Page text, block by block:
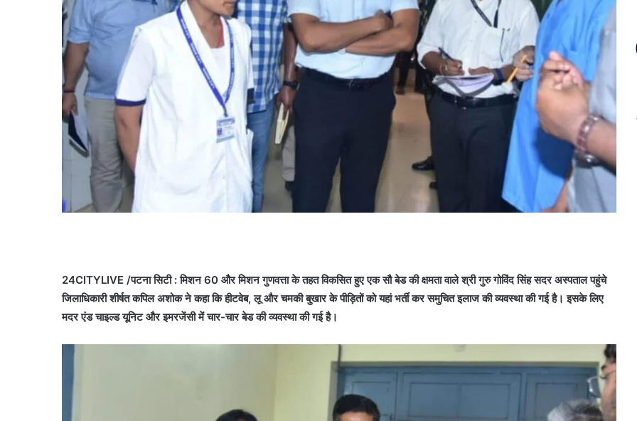
24CITYLIVE /पटना सिटी : मिशन 60 और मिशन गुणवत्ता के तहत विकसित हुए एक सौ बेड की क्षमता वाले श्री गुरु गोविंद सिंह सदर अस्पताल पहुंचे
जिलाधिकारी शीर्षत कपिल अशोक ने कहा कि हीटवेब, लू और चमकी बुखार के पीड़ितों को यहां भर्ती कर समुचित इलाज की व्यवस्था की गई है। इसके लिए
मदर एंड चाइल्ड यूनिट और इमरजेंसी में चार-चार बेड की व्यवस्था की गई है।